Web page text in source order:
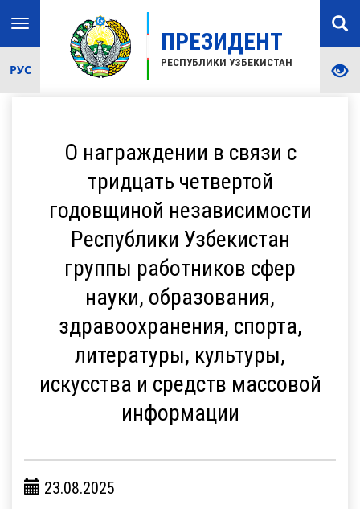
ПРЕЗИДЕНТ
РЕСПУБЛИКИ УЗБЕКИСТАН
Toggle
navigation
РУС
О награждении в связи с
тридцать четвертой
годовщиной независимости
Республики Узбекистан
группы работников сфер
науки, образования,
здравоохранения, спорта,
литературы, культуры,
искусства и средств массовой
информации
23.08.2025